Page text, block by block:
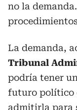
no la
La demanda,
Tribunal
podría tener
futuro político
admitirla para